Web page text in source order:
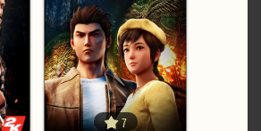
7